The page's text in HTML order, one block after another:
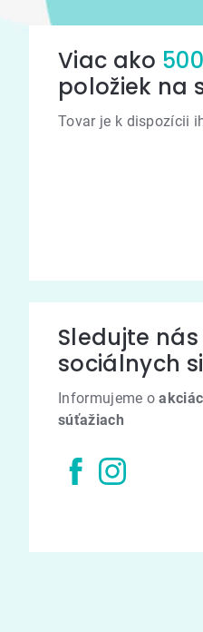
Viac ako
položiek na
Tovar je k dispozícii
Sledujte
sociálnych
Informujeme o
súťažiach